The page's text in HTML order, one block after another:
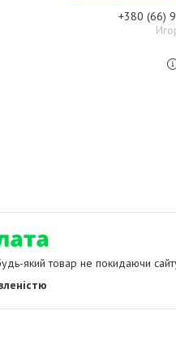
+380 (66)
який товар не покидаючи